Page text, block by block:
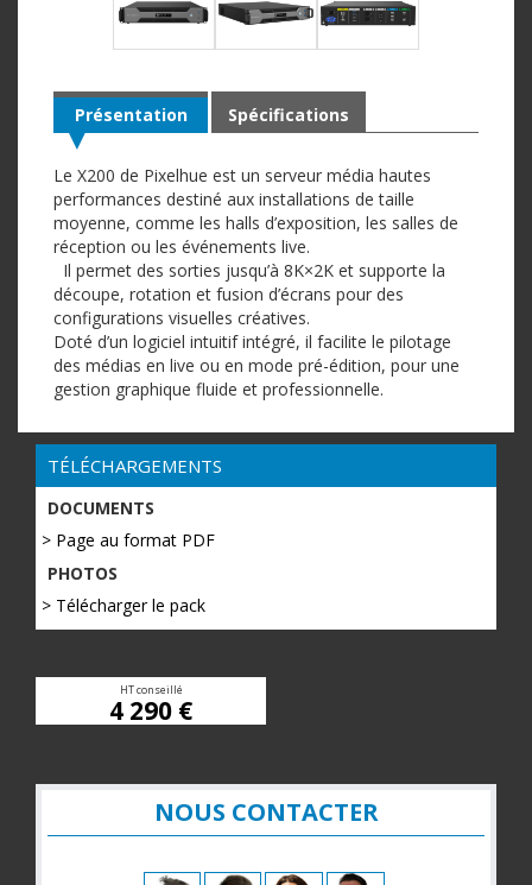
Présentation
Le X200 de Pixelhue est un serveur média hautes
performances destiné aux installations de taille
moyenne, comme les halls d’exposition, les salles de
réception ou les événements live.
Il permet des sorties jusqu’à 8K×2K et supporte la
découpe, rotation et fusion d’écrans pour des
configurations visuelles créatives.
Doté d’un logiciel intuitif intégré, il facilite le pilotage
des médias en live ou en mode pré-édition, pour une
gestion graphique fluide et professionnelle.
Spécifications
TÉLÉCHARGEMENTS
DOCUMENTS
> Page au format PDF
PHOTOS
> Télécharger le pack
HT conseillé
4 290 €
NOUS CONTACTER